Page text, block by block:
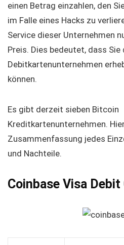
einen Betrag einzahlen, den
im Falle eines Hacks zu
Service dieser Unternehmen
Preis. Dies bedeutet, dass Sie
Debitkartenunternehmen
können.
Es gibt derzeit sieben Bitcoin
Kreditkartenunternehmen.
Zusammenfassung jedes
und Nachteile.
Coinbase Visa Debit